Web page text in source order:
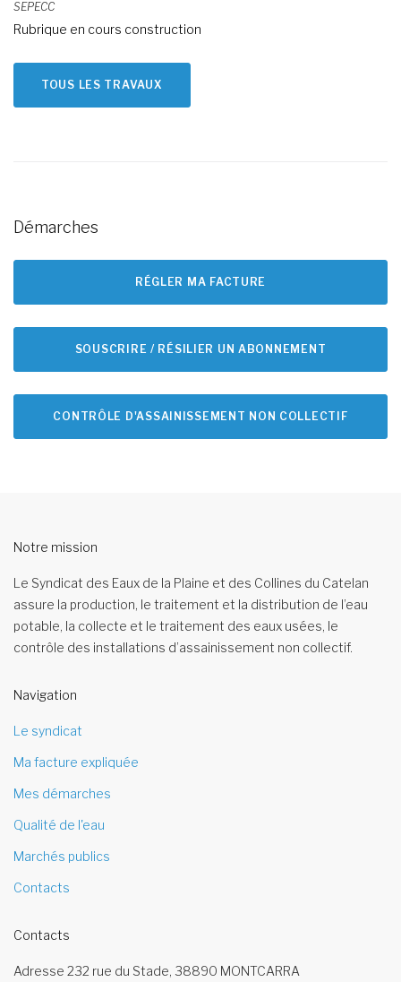
SEPECC
Rubrique en cours construction
TOUS LES TRAVAUX
Démarches
RÉGLER MA FACTURE
SOUSCRIRE / RÉSILIER UN ABONNEMENT
CONTRÔLE D'ASSAINISSEMENT NON COLLECTIF
Notre mission
Le Syndicat des Eaux de la Plaine et des Collines du Catelan
assure la production, le traitement et la distribution de l’eau
potable, la collecte et le traitement des eaux usées, le
contrôle des installations d’assainissement non collectif.
Navigation
Le syndicat
Ma facture expliquée
Mes démarches
Qualité de l'eau
Marchés publics
Contacts
Contacts
Adresse 232 rue du Stade, 38890 MONTCARRA